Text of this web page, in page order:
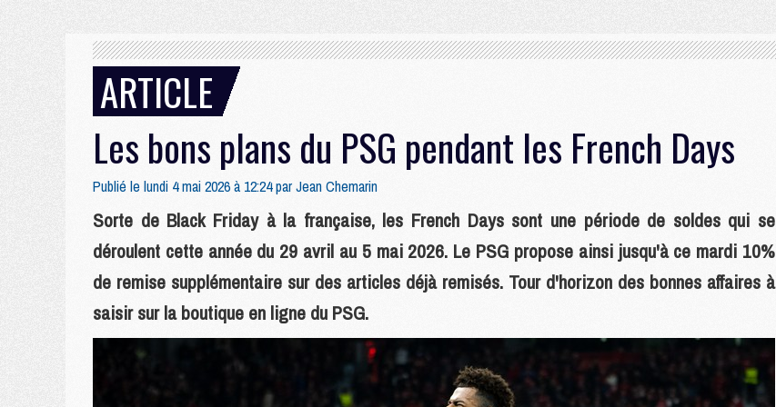
ARTICLE
Les bons plans du PSG pendant les French Days
Publié le lundi 4 mai 2026 à 12:24 parJean Chemarin
Sorte de Black Friday à la française, les French Days sont une période de soldes qui se
déroulent cette année du 29 avril au 5 mai 2026. Le PSG propose ainsi jusqu'à ce mardi 10%
de remise supplémentaire sur des articles déjà remisés. Tour d'horizon des bonnes affaires à
saisir sur la boutique en ligne du PSG.